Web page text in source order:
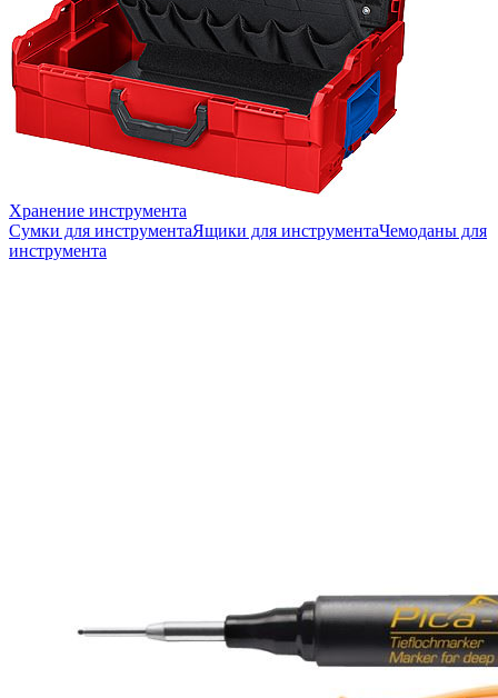
Хранение инструмента
Сумки для инструментаЯщики для инструментаЧемоданы для
инструмента